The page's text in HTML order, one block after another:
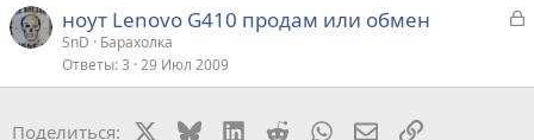
З
р
ноут Lenovo G410 продам или обмен
SnD
Барахолка
Ответы 3 29 Июл 2009
Поделиться: BlueskyLinkedIn
RedditWhatsAppЭлектронная
Ссылка